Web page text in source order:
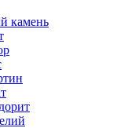
камень